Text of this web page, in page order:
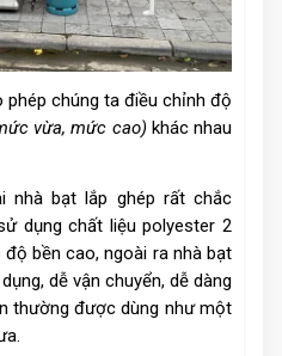
chúng ta điều chỉnh độ
vừa, mức cao) khác nhau
nhà bạt lắp ghép rất chắc
dụng chất liệu polyester 2
bền cao, ngoài ra nhà bạt
dễ vận chuyển, dễ dàng
thường được dùng như một